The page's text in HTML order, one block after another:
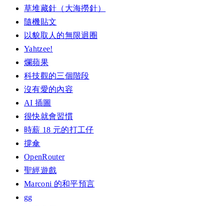
草堆藏針（大海撈針）
隨機貼文
以貌取人的無限迴圈
Yahtzee!
爛蘋果
科技觀的三個階段
沒有愛的內容
AI 插圖
很快就會習慣
時薪 18 元的打工仔
撐傘
OpenRouter
聖經遊戲
Marconi 的和平預言
gg